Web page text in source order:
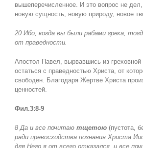
вышеперечисленное. И это вопрос не
новую сущность, новую природу, новое
20 Ибо, когда вы были рабами греха,
от праведности.
Апостол Павел, вырвавшись из
остаться с праведностью Христа, от
свободен. Благодаря Жертве Христа
ценностей.
Фил.3:8-9
8 Да и все почитаю тщетою (пустота,
ради превосходства познания Христа
для Него я от всего отказался, и все